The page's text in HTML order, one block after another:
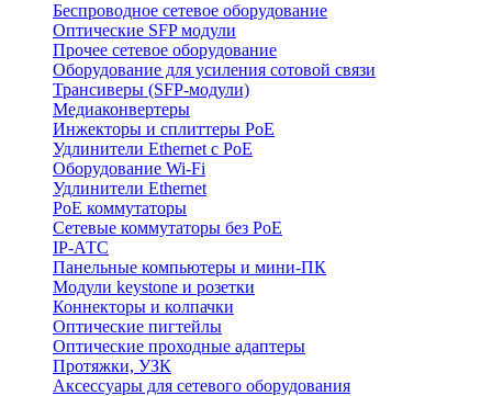
Беспроводное сетевое оборудование
Оптические SFP модули
Прочее сетевое оборудование
Оборудование для усиления сотовой связи
Трансиверы (SFP-модули)
Медиаконвертеры
Инжекторы и сплиттеры PoE
Удлинители Ethernet с PoE
Оборудование Wi-Fi
Удлинители Ethernet
PoE коммутаторы
Сетевые коммутаторы без PoE
IP-АТС
Панельные компьютеры и мини-ПК
Модули keystone и розетки
Коннекторы и колпачки
Оптические пигтейлы
Оптические проходные адаптеры
Протяжки, УЗК
Аксессуары для сетевого оборудования